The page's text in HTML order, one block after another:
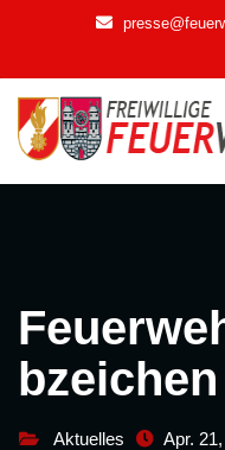
springen
Aktuelles Apr.